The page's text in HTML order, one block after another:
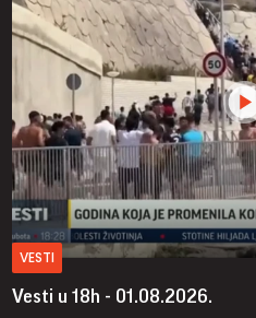
VESTI
Vesti u 18h - 01.08.2026.